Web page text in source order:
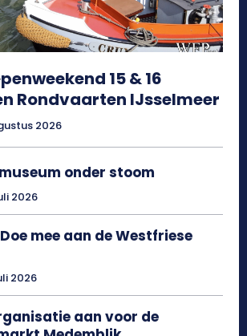
15 & 16
Rondvaarten IJsselmeer
2026
onder stoom
2026
mee aan de Westfriese
2026
aan voor de